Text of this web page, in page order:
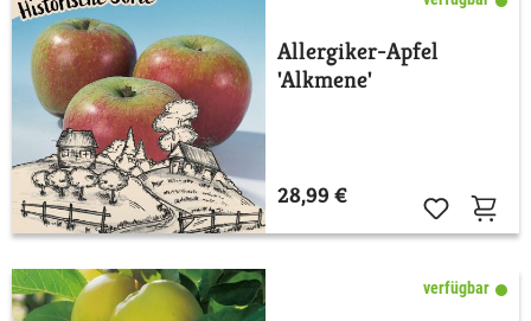
Allergiker-Apfel
'Alkmene'
28,99 €
verfügbar